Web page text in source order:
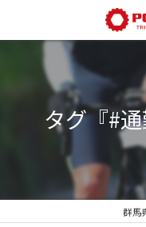
タグ『#
群馬